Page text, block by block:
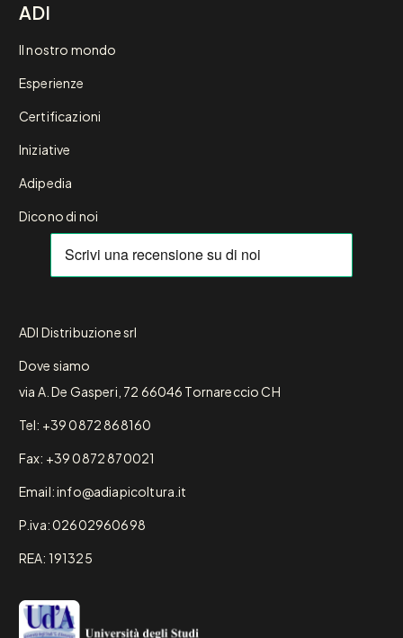
ADI
Il nostro mondo
Esperienze
Certificazioni
Iniziative
Adipedia
Dicono di noi
ADI Distribuzione srl
Dove siamo
via A. De Gasperi, 72 66046 Tornareccio CH
Tel: +39 0872 868160
Fax: +39 0872 870021
Email: info@adiapicoltura.it
P.iva: 02602960698
REA: 191325